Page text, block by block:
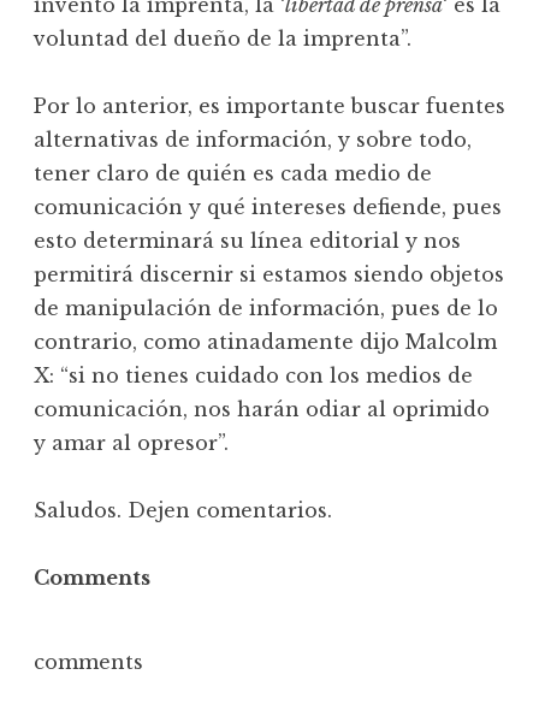
inventó la imprenta, la ‘libertad de prensa‘ es la
voluntad del dueño de la imprenta”.
Por lo anterior, es importante buscar fuentes
alternativas de información, y sobre todo,
tener claro de quién es cada medio de
comunicación y qué intereses defiende, pues
esto determinará su línea editorial y nos
permitirá discernir si estamos siendo objetos
de manipulación de información, pues de lo
contrario, como atinadamente dijo Malcolm
X: “si no tienes cuidado con los medios de
comunicación, nos harán odiar al oprimido
y amar al opresor”.
Saludos. Dejen comentarios.
Comments
comments